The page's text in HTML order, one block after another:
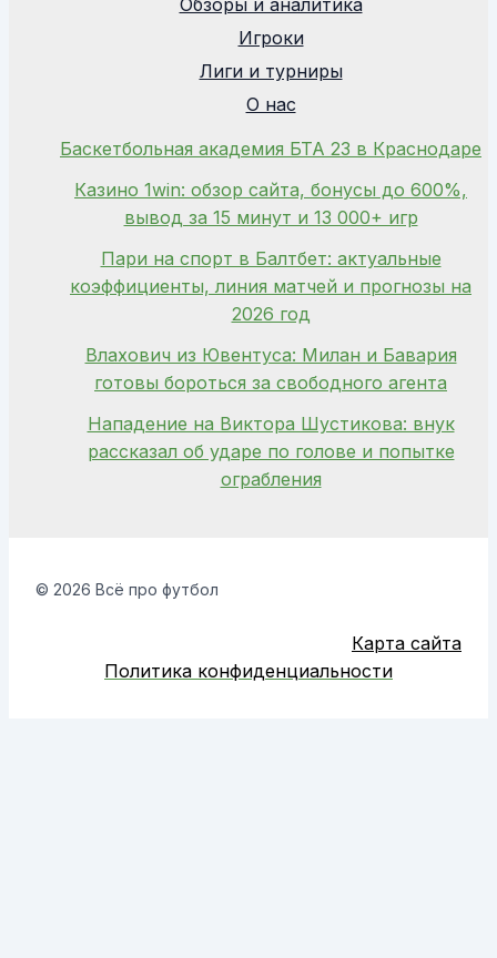
Обзоры и аналитика
Игроки
Лиги и турниры
О нас
Баскетбольная академия БТА 23 в Краснодаре
Казино 1win: обзор сайта, бонусы до 600%,
вывод за 15 минут и 13 000+ игр
Пари на спорт в Балтбет: актуальные
коэффициенты, линия матчей и прогнозы на
2026 год
Влахович из Ювентуса: Милан и Бавария
готовы бороться за свободного агента
Нападение на Виктора Шустикова: внук
рассказал об ударе по голове и попытке
ограбления
© 2026 Всё про футбол
Карта сайта
Политика конфиденциальности